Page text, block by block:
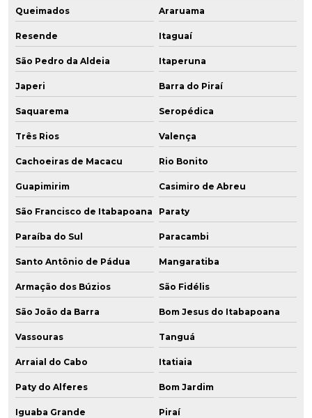
Queimados Araruama
Resende Itaguaí
São Pedro da Aldeia Itaperuna
Japeri Barra do Piraí
Saquarema Seropédica
Três Rios Valença
Cachoeiras de Macacu Rio Bonito
Guapimirim Casimiro de Abreu
São Francisco de Itabapoana Paraty
Paraíba do Sul Paracambi
Santo Antônio de Pádua Mangaratiba
Armação dos Búzios São Fidélis
São João da Barra Bom Jesus do Itabapoana
Vassouras Tanguá
Arraial do Cabo Itatiaia
Paty do Alferes Bom Jardim
Iguaba Grande Piraí